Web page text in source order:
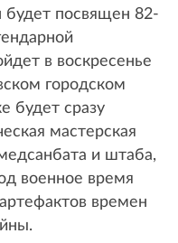
будет посвящен 82-
в воскресенье
городском
будет сразу
мастерская
и штаба,
военное время
времен